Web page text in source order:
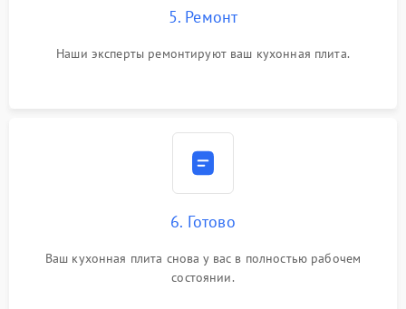
5. Ремонт
Наши эксперты ремонтируют ваш кухонная плита.
6. Готово
Ваш кухонная плита снова у вас в полностью рабочем
состоянии.